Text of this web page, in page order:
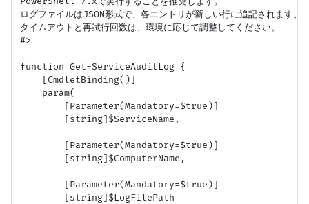
ログファイルはJSON形式で、各エントリが新しい行に追記されます。
タイムアウトと再試行回数は、環境に応じて調整してください。
#>
function Get-ServiceAuditLog {
    [CmdletBinding()]
    param(
        [Parameter(Mandatory=$true)]
        [string]$ServiceName,
        [Parameter(Mandatory=$true)]
        [string]$ComputerName,
        [Parameter(Mandatory=$true)]
        [string]$LogFilePath